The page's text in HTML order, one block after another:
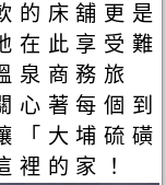
的床舖更是
在此享受難
泉商務旅
心著每個到
「大埔硫磺
裡的家！